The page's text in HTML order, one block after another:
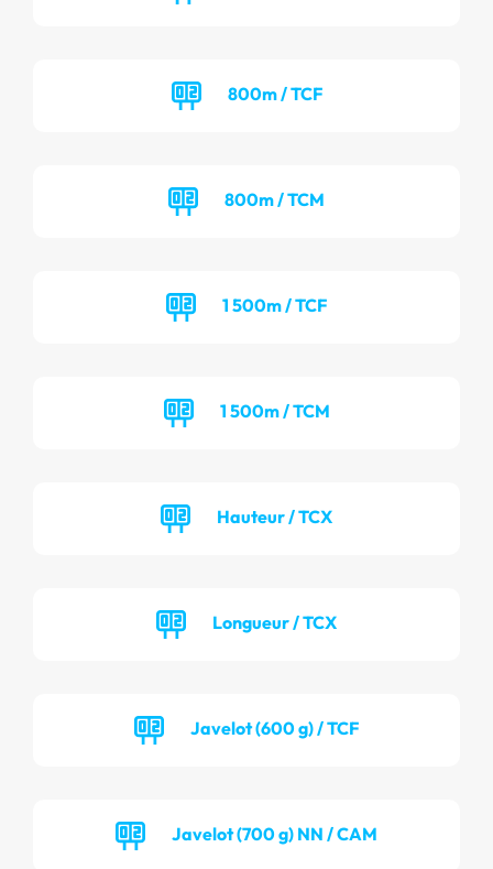
800m / TCF
800m / TCM
1 500m / TCF
1 500m / TCM
Hauteur / TCX
Longueur / TCX
Javelot (600 g) / TCF
Javelot (700 g) NN / CAM